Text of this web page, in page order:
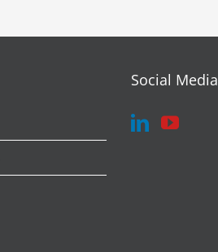
Social Media